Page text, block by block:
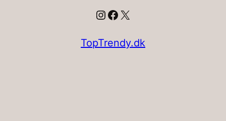
Instagram
Facebook
X
TopTrendy.dk